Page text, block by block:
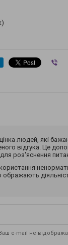
людей, які
відгука. Це
роз'яснення
ображають
e-mail не